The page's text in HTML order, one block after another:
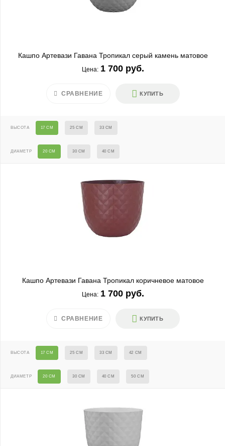
Кашпо Артевази Гавана Тропикал серый камень матовое
Цена: 1 700 руб.
КУПИТЬ
СРАВНЕНИЕ
ВЫСОТА 17 СМ 25 СМ 33 СМ
ДИАМЕТР 20 СМ 30 СМ 40 СМ
Кашпо Артевази Гавана Тропикал коричневое матовое
Цена: 1 700 руб.
КУПИТЬ
СРАВНЕНИЕ
ВЫСОТА 17 СМ 25 СМ 33 СМ 42 СМ
ДИАМЕТР 20 СМ 30 СМ 40 СМ 50 СМ